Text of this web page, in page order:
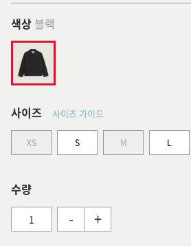
색상 블랙
사이즈 사이즈 가이드
XS S M L
수량
- +